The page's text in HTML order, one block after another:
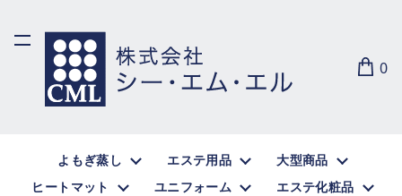
0
よもぎ蒸し エステ用品
大型商品
ヒートマット
ユニフォーム
エステ化粧品